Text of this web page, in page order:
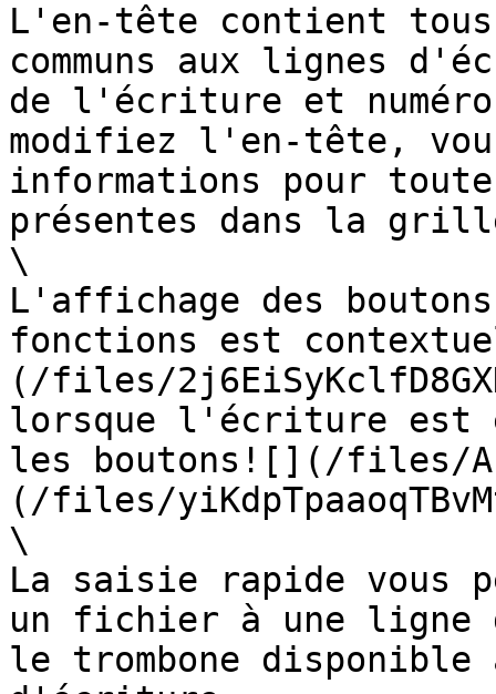
L'en-tête contient
communs aux lignes
de l'écriture et
modifiez l'en-tête,
informations pour
présentes dans la
\
L'affichage des
fonctions est
(/files/
lorsque l'écriture est
les boutons![](/files/
(/files/
\
La saisie rapide vous
un fichier à une
le trombone disponible